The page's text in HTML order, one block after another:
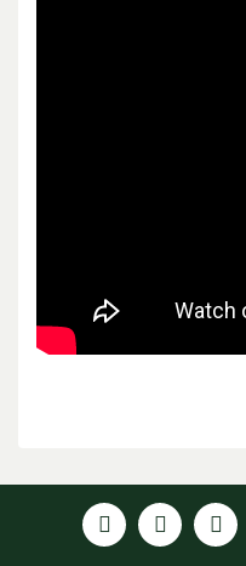
formunu kullanarak
Görüş ve önerileriniz